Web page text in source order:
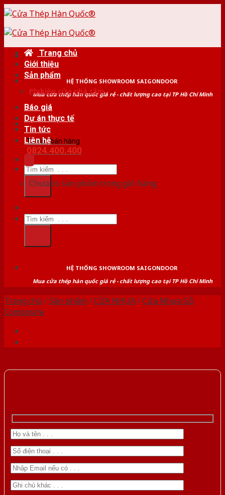
Skip
content
HỆ THỐNG SHOWROOM SAIGONDOOR
Mua cửa thép hàn quốc giá rẻ - chất lượng cao tại TP Hồ Chí Minh
Tư vấn bán hàng
0824.400.400
Tìm
kiếm:
Trang chủ
Giới thiệu
Sản phẩm
Phụ kiện cửa nhà tắm
Báo giá
Dự án thực tế
Tin tức
Liên hệ
Chưa có sản phẩm trong giỏ hàng.
Tìm
kiếm:
HỆ THỐNG SHOWROOM SAIGONDOOR
Mua cửa thép hàn quốc giá rẻ - chất lượng cao tại TP Hồ Chí Minh
Trang chủ /Sản phẩm /CỬA NHỰA/Cửa Nhựa Gỗ
Composite